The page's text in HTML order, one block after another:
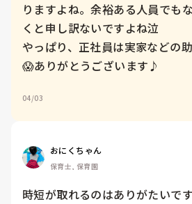
りますよね。余裕ある人員でも
くと申し訳ないですよね泣
やっぱり、正社員は実家などの
😱ありがとうございます♪
04/03
おにくちゃん
保育士, 保育園
時短が取れるのはありがたいです